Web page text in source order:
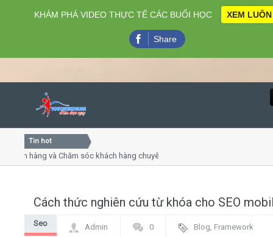
Close
Home
Tin hot
hàng và Chăm sóc khách hàng chuyên nghiệp
Cách thức nghiên cứu từ khóa cho SEO
Seo Admin 0 Blog, Framework
KHÁM PHÁ VIDEO THỰC TẾ CÁC BUỔI HỌC XEM LUÔN
Share